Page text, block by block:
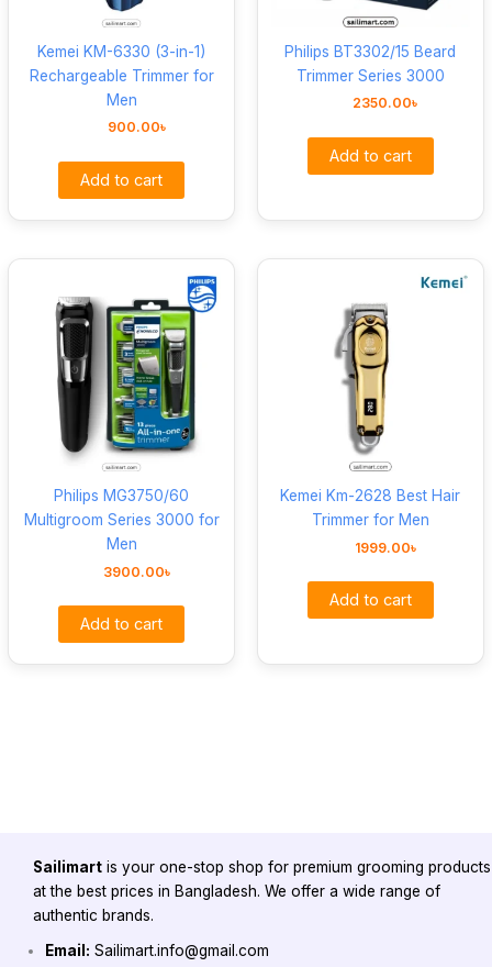
Kemei KM-6330 (3-in-1)
Rechargeable Trimmer for
Men
900.00৳
Add to cart
Philips BT3302/15 Beard
Trimmer Series 3000
2350.00৳
Add to cart
Philips MG3750/60
Multigroom Series 3000 for
Men
3900.00৳
Add to cart
Kemei Km-2628 Best Hair
Trimmer for Men
1999.00৳
Add to cart
Sailimart is your one-stop shop for premium grooming products
at the best prices in Bangladesh. We offer a wide range of
authentic brands.
Email: Sailimart.info@gmail.com